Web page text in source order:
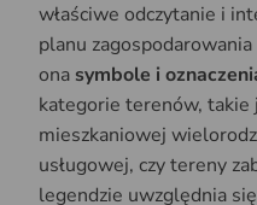
właściwe odczytanie i
planu
ona symbole i
kategorie terenów, takie
mieszkaniowej
usługowej, czy tereny
legendzie uwzględnia